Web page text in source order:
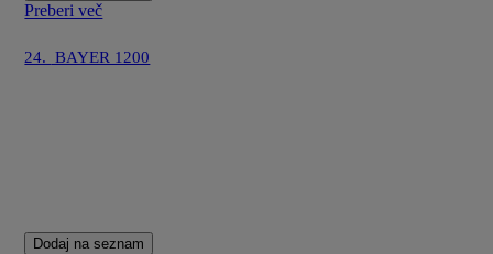
Preberi več
24. BAYER 1200
Dodaj na seznam